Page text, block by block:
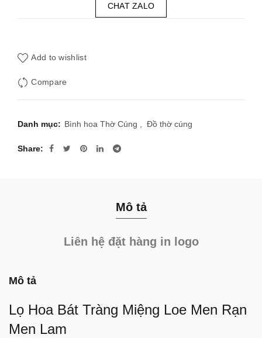
CHAT ZALO
Add to wishlist
Compare
Danh mục: Bình hoa Thờ Cúng , Đồ thờ cúng
Share
Mô tả
Liên hệ đặt hàng in logo
Mô tả
Lọ Hoa Bát Tràng Miệng Loe Men Rạn
Men Lam